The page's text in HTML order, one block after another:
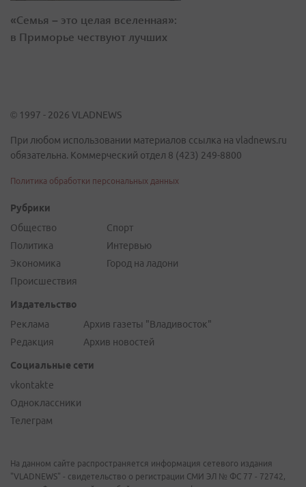
«Семья – это целая вселенная»:
в Приморье чествуют лучших
© 1997 - 2026 VLADNEWS
При любом использовании материалов ссылка на vladnews.ru
обязательна. Коммерческий отдел 8 (423) 249-8800
Политика обработки персональных данных
Рубрики
Общество
Политика
Экономика
Происшествия
Спорт
Интервью
Город на ладони
Издательство
Реклама
Редакция
Архив газеты "Владивосток"
Архив новостей
Социальные сети
vkontakte
Одноклассники
Телеграм
На данном сайте распространяется информация сетевого издания
"VLADNEWS" - свидетельство о регистрации СМИ ЭЛ № ФС 77 - 72742,